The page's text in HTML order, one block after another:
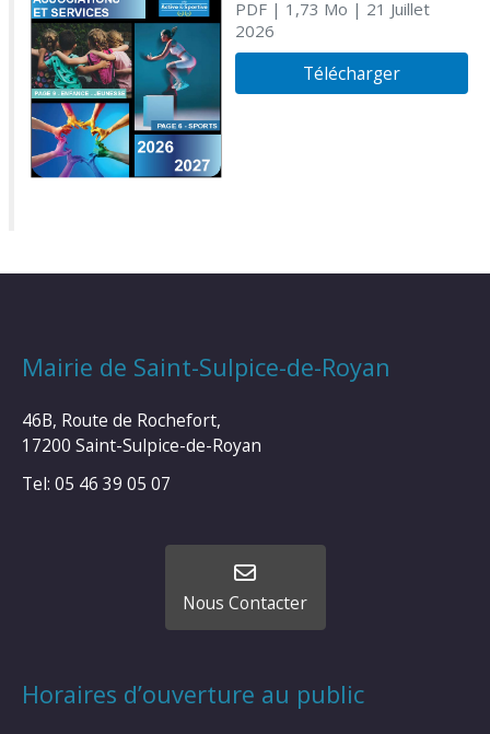
PDF| 1,73 Mo | 21 Juillet
2026
Télécharger
Mairie de Saint-Sulpice-de-Royan
46B, Route de Rochefort,
17200 Saint-Sulpice-de-Royan
Tel: 05 46 39 05 07
Nous Contacter
Horaires d’ouverture au public